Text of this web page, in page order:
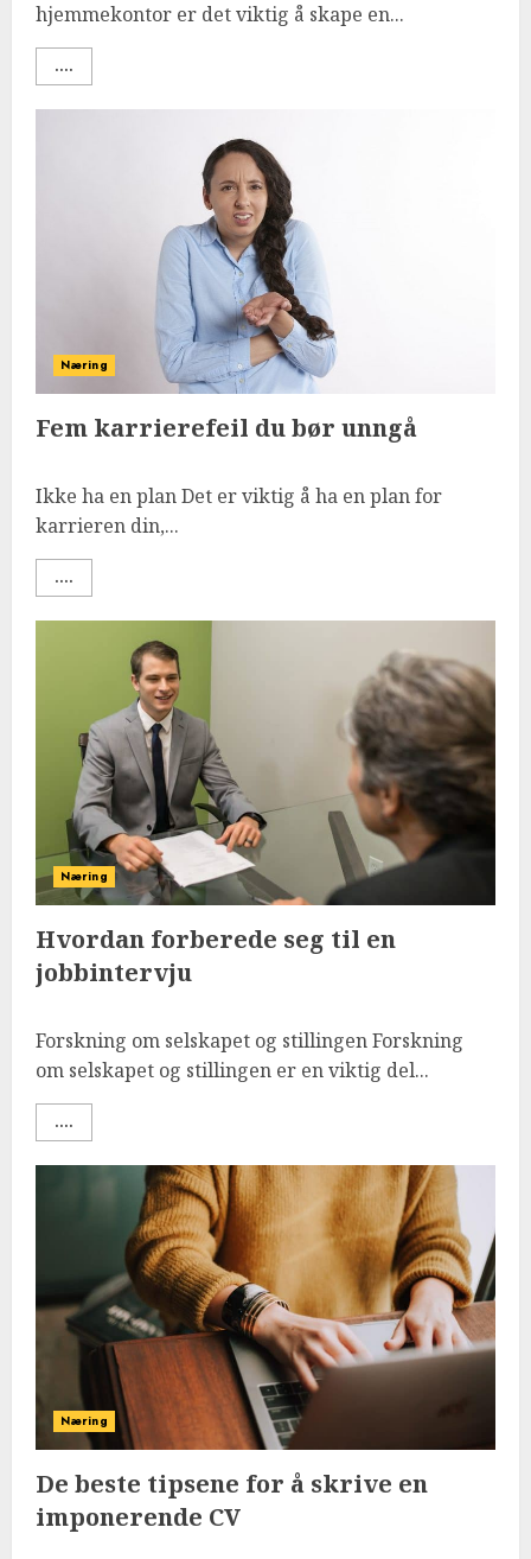
hjemmekontor er det viktig å skape en...
....
Næring
Fem karrierefeil du bør unngå
Ikke ha en plan Det er viktig å ha en plan for
karrieren din,...
....
Næring
Hvordan forberede seg til en
jobbintervju
Forskning om selskapet og stillingen Forskning
om selskapet og stillingen er en viktig del...
....
Næring
De beste tipsene for å skrive en
imponerende CV